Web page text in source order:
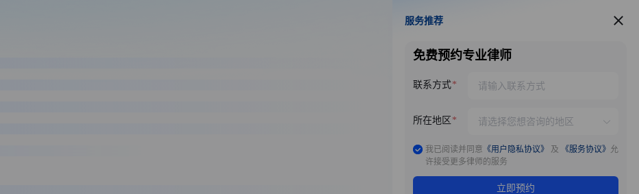
服务推荐
服务推荐
免费预约专业律师
联系方式
所在地区
我已阅读并同意 《用户隐私协议》 及 《服务协议》 允
许接受更多律师的服务
立即预约